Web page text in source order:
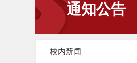
通知公告
校内新闻